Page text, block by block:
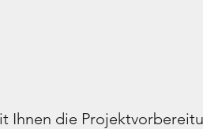
Ihnen die